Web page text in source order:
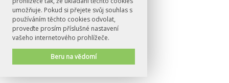
umožňuje. Pokud si přejete svůj souhlas s
používáním těchto cookies odvolat,
proveďte prosím příslušné nastavení
vašeho internetového prohlížeče.
Beru na vědomí